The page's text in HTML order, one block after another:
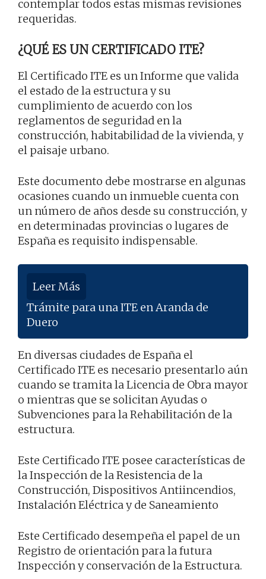
contemplar todos estas mismas revisiones
requeridas.
¿QUÉ ES UN CERTIFICADO ITE?
El Certificado ITE es un Informe que valida
el estado de la estructura y su
cumplimiento de acuerdo con los
reglamentos de seguridad en la
construcción, habitabilidad de la vivienda, y
el paisaje urbano.
Este documento debe mostrarse en algunas
ocasiones cuando un inmueble cuenta con
un número de años desde su construcción, y
en determinadas provincias o lugares de
España es requisito indispensable.
Leer Más
Trámite para una ITE en Aranda de
Duero
En diversas ciudades de España el
Certificado ITE es necesario presentarlo aún
cuando se tramita la Licencia de Obra mayor
o mientras que se solicitan Ayudas o
Subvenciones para la Rehabilitación de la
estructura.
Este Certificado ITE posee características de
la Inspección de la Resistencia de la
Construcción, Dispositivos Antiincendios,
Instalación Eléctrica y de Saneamiento
Este Certificado desempeña el papel de un
Registro de orientación para la futura
Inspección y conservación de la Estructura.